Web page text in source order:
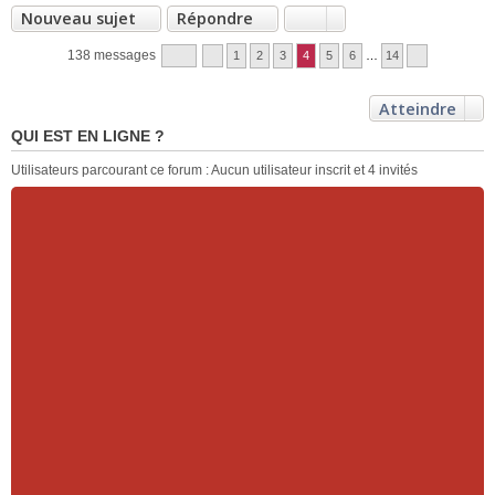
Nouveau sujet Répondre
138 messages 1 2 3 4 5 6 14
Atteindre
QUI EST EN LIGNE ?
Utilisateurs parcourant ce forum : Aucun utilisateur inscrit et 4 invités